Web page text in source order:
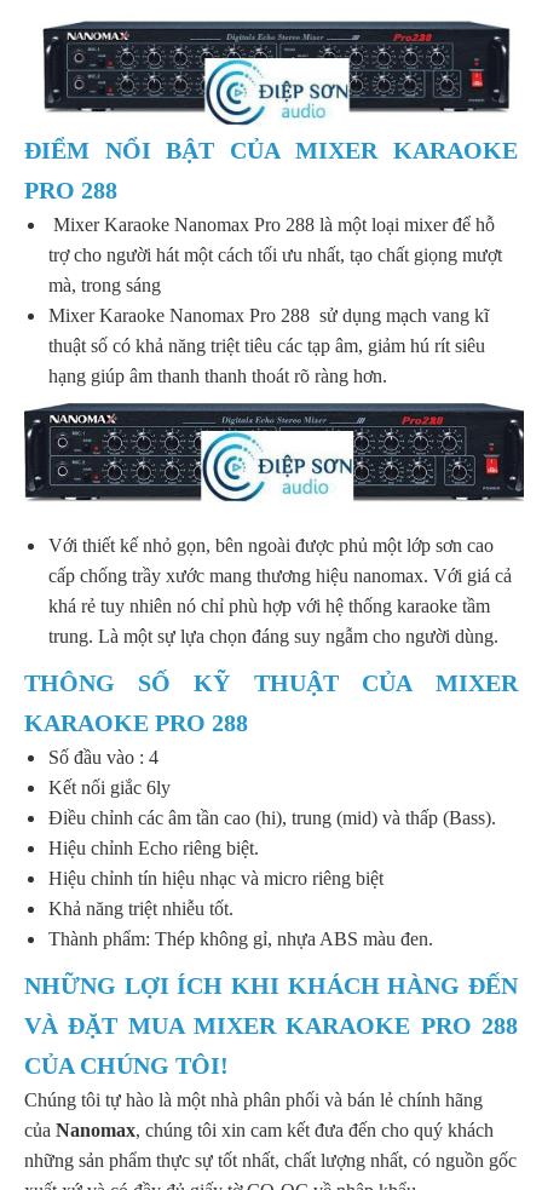
ĐIỂM NỔI BẬT CỦA MIXER KARAOKE
PRO 288
Mixer Karaoke Nanomax Pro 288 là một loại mixer để hỗ
trợ cho người hát một cách tối ưu nhất, tạo chất giọng mượt
mà, trong sáng
Mixer Karaoke Nanomax Pro 288 sử dụng mạch vang kĩ
thuật số có khả năng triệt tiêu các tạp âm, giảm hú rít siêu
hạng giúp âm thanh thanh thoát rõ ràng hơn.
Với thiết kế nhỏ gọn, bên ngoài được phủ một lớp sơn cao
cấp chống trầy xước mang thương hiệu nanomax. Với giá cả
khá rẻ tuy nhiên nó chỉ phù hợp với hệ thống karaoke tầm
trung. Là một sự lựa chọn đáng suy ngẫm cho người dùng.
THÔNG SỐ KỸ THUẬT CỦA MIXER
KARAOKE PRO 288
Số đầu vào : 4
Kết nối giắc 6ly
Điều chỉnh các âm tần cao (hi), trung (mid) và thấp (Bass).
Hiệu chỉnh Echo riêng biệt.
Hiệu chỉnh tín hiệu nhạc và micro riêng biệt
Khả năng triệt nhiễu tốt.
Thành phẩm: Thép không gỉ, nhựa ABS màu đen.
NHỮNG LỢI ÍCH KHI KHÁCH HÀNG ĐẾN
VÀ ĐẶT MUA MIXER KARAOKE PRO 288
CỦA CHÚNG TÔI!
Chúng tôi tự hào là một nhà phân phối và bán lẻ chính hãng
của Nanomax, chúng tôi xin cam kết đưa đến cho quý khách
những sản phẩm thực sự tốt nhất, chất lượng nhất, có nguồn gốc